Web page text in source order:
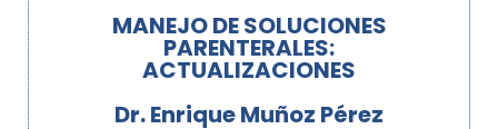
MANEJO DE SOLUCIONES
PARENTERALES:
ACTUALIZACIONES
Dr. Enrique Muñoz Pérez